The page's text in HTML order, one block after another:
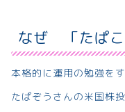
なぜ 「たぱこ
本格的に運用の勉強を
たぱぞうさんの米国株